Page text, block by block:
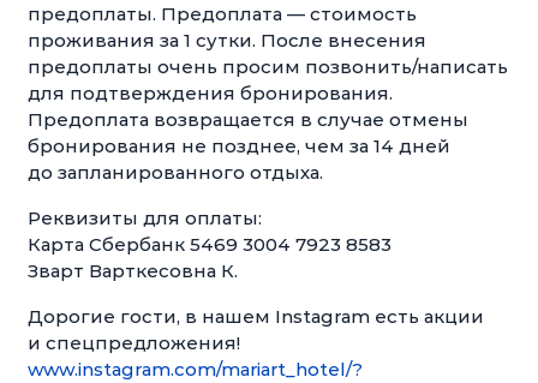
предоплаты. Предоплата — стоимость
проживания за 1 сутки. После внесения
предоплаты очень просим позвонить/написать
для подтверждения бронирования.
Предоплата возвращается в случае отмены
бронирования не позднее, чем за 14 дней
до запланированного отдыха.
Реквизиты для оплаты:
Карта Сбербанк 5469 3004 7923 8583
Зварт Варткесовна К.
Дорогие гости, в нашем Instagram есть акции
и спецпредложения!
www.instagram.com/mariart_hotel/?